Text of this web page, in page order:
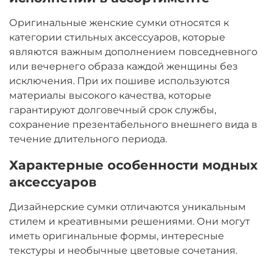
Оригинальные женские сумки относятся к
категории стильных аксессуаров, которые
являются важным дополнением повседневного
или вечернего образа каждой женщины без
исключения. При их пошиве используются
материалы высокого качества, которые
гарантируют долговечный срок службы,
сохранение презентабельного внешнего вида в
течение длительного периода.
Характерные особенности модных
аксессуаров
Дизайнерские сумки отличаются уникальным
стилем и креативными решениями. Они могут
иметь оригинальные формы, интересные
текстуры и необычные цветовые сочетания.